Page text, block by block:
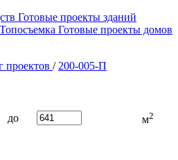
Готовые проекты зданий
Топосъемка Готовые проекты домов
проектов / 200-005-П
до м2